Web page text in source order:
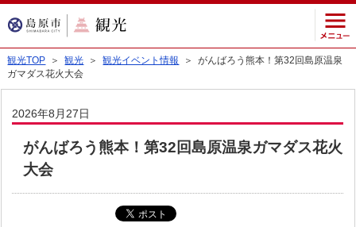
観光TOP ＞観光 ＞観光イベント情報
＞ がんばろう熊本！第32回島原温泉
ガマダス花火大会
2026年8月27日
がんばろう熊本！第32回島原温泉ガマダス花火
大会